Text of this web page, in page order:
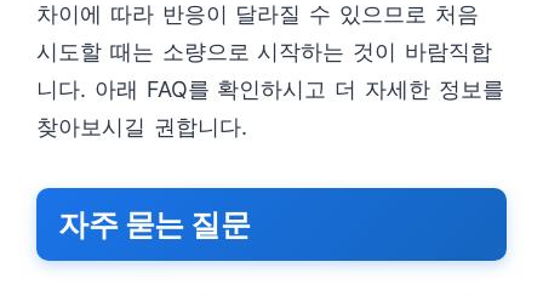
차이에 따라 반응이 달라질 수 있으므로 처음
시도할 때는 소량으로 시작하는 것이 바람직합
니다. 아래 FAQ를 확인하시고 더 자세한 정보를
찾아보시길 권합니다.
자주 묻는 질문